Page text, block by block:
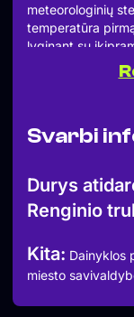
meteorologinių
temperatūra
lyginant su
fiksuoti
stichiniai
klimato kaitą ir
valandas aiškiai
klimato kaitos
naujokas, ar jau
įžvalgų bei įkvėps
Tiesa – dirbtuvės
dalyviams. O
Svarbi
Durys
Renginio
Kita: Dainyklos
miesto